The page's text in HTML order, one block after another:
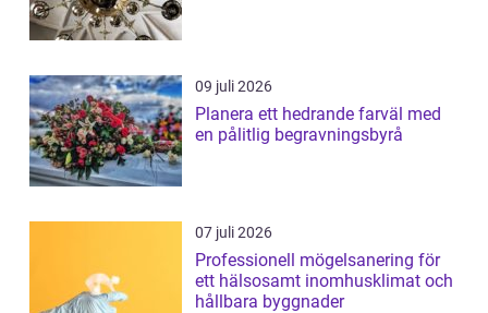
09 juli 2026
Planera ett hedrande farväl med
en pålitlig begravningsbyrå
07 juli 2026
Professionell mögelsanering för
ett hälsosamt inomhusklimat och
hållbara byggnader